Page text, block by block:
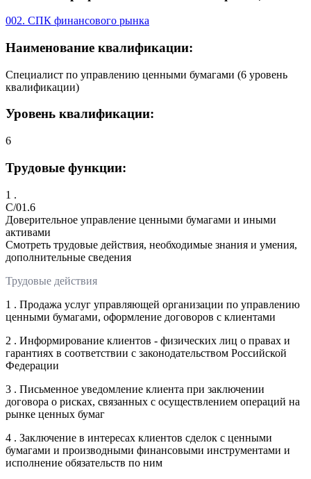
002. СПК финансового рынка
Наименование квалификации:
Специалист по управлению ценными бумагами (6 уровень
квалификации)
Уровень квалификации:
6
Трудовые функции:
1 .
C/01.6
Доверительное управление ценными бумагами и иными
активами
Смотреть трудовые действия, необходимые знания и умения,
дополнительные сведения
Трудовые действия
1 . Продажа услуг управляющей организации по управлению
ценными бумагами, оформление договоров с клиентами
2 . Информирование клиентов - физических лиц о правах и
гарантиях в соответствии с законодательством Российской
Федерации
3 . Письменное уведомление клиента при заключении
договора о рисках, связанных с осуществлением операций на
рынке ценных бумаг
4 . Заключение в интересах клиентов сделок с ценными
бумагами и производными финансовыми инструментами и
исполнение обязательств по ним